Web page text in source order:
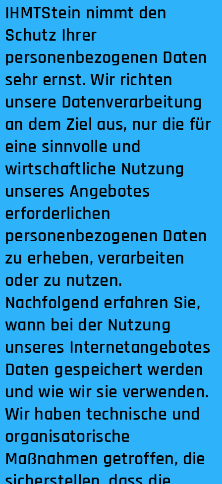
IHMTStein nimmt den
Schutz Ihrer
personenbezogenen Daten
sehr ernst. Wir richten
unsere Datenverarbeitung
an dem Ziel aus, nur die für
eine sinnvolle und
wirtschaftliche Nutzung
unseres Angebotes
erforderlichen
personenbezogenen Daten
zu erheben, verarbeiten
oder zu nutzen.
Nachfolgend erfahren Sie,
wann bei der Nutzung
unseres Internetangebotes
Daten gespeichert werden
und wie wir sie verwenden.
Wir haben technische und
organisatorische
Maßnahmen getroffen, die